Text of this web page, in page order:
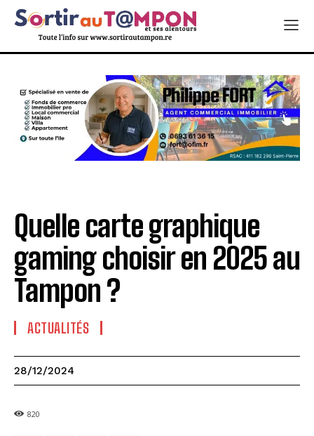
Quelle carte graphique
gaming choisir en 2025 au
Tampon ?
ACTUALITÉS
28/12/2024
820